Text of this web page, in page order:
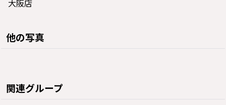
大阪店
他の写真
関連グループ